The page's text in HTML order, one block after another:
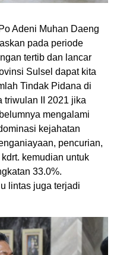
Adeni Muhan Daeng
pada periode
tertib dan lancar
Sulsel dapat kita
Tindak Pidana di
triwulan II 2021 jika
mengalami
kejahatan
pencurian,
kemudian untuk
33.0%.
lintas juga terjadi